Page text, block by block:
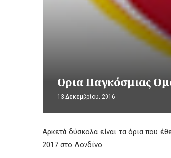
Ορια Παγκόσμιας
13 Δεκεμβρίου, 2016
Αρκετά δύσκολα είναι τα όρια που
2017 στο Λονδίνο.